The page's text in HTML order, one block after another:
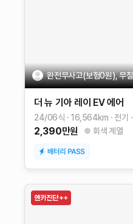
완전무사고(보험0원), 무
더 뉴 기아 레이 EV에어
24/06식 16,564km 전기
2,390만원 회색 계열